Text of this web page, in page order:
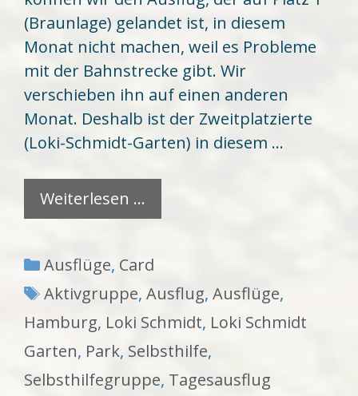
(Braunlage) gelandet ist, in diesem
Monat nicht machen, weil es Probleme
mit der Bahnstrecke gibt. Wir
verschieben ihn auf einen anderen
Monat. Deshalb ist der Zweitplatzierte
(Loki-Schmidt-Garten) in diesem …
Weiterlesen …
Kategorien
Ausflüge, Card
Schlagwörter
Aktivgruppe, Ausflug, Ausflüge,
Hamburg, Loki Schmidt, Loki Schmidt
Garten, Park, Selbsthilfe,
Selbsthilfegruppe, Tagesausflug